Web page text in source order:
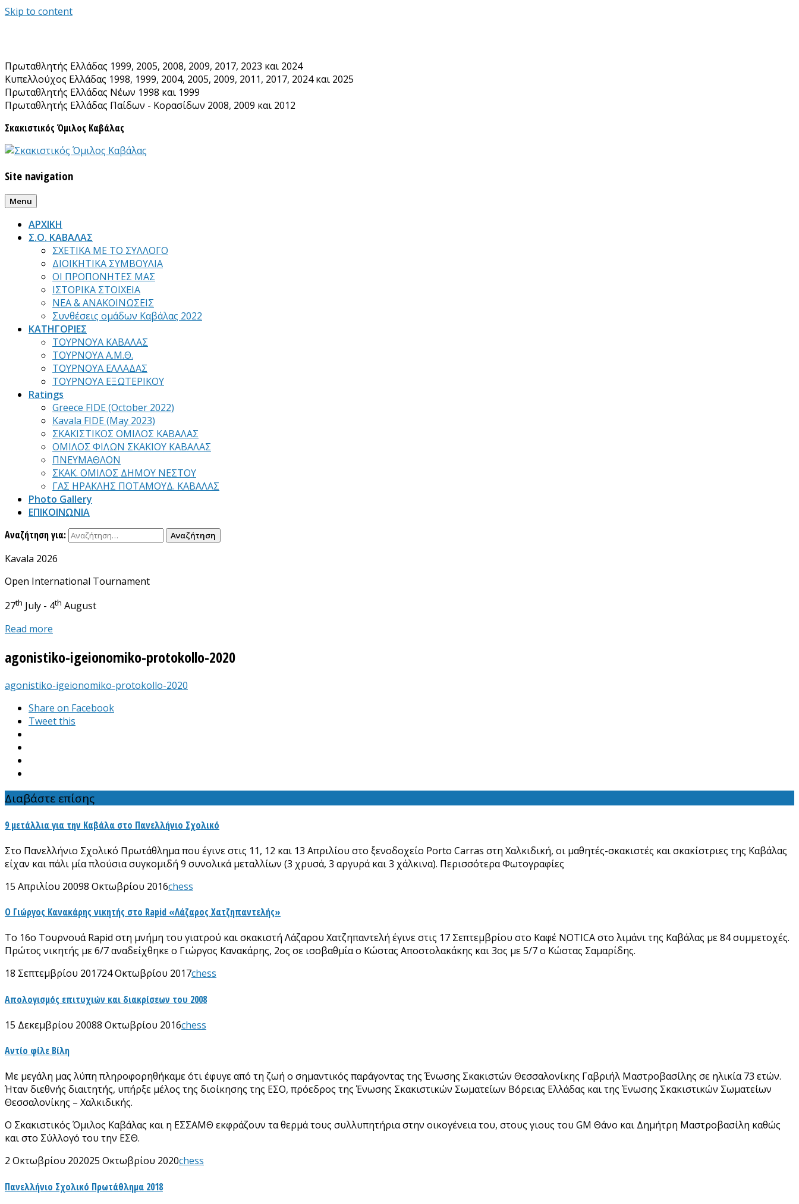
Skip to content
Πρωταθλητής Ελλάδας 1999, 2005, 2008, 2009, 2017, 2023 και 2024
Κυπελλούχος Ελλάδας 1998, 1999, 2004, 2005, 2009, 2011, 2017, 2024 και 2025
Πρωταθλητής Ελλάδας Νέων 1998 και 1999
Πρωταθλητής Ελλάδας Παίδων - Κορασίδων 2008, 2009 και 2012
Σκακιστικός Όμιλος Καβάλας
Site navigation
Menu
ΑΡΧΙΚΗ
Σ.Ο. ΚΑΒΑΛΑΣ
ΣΧΕΤΙΚΑ ΜΕ ΤΟ ΣΥΛΛΟΓΟ
ΔΙΟΙΚΗΤΙΚΑ ΣΥΜΒΟΥΛΙΑ
ΟΙ ΠΡΟΠΟΝΗΤΕΣ ΜΑΣ
ΙΣΤΟΡΙΚΑ ΣΤΟΙΧΕΙΑ
ΝΕΑ & ΑΝΑΚΟΙΝΩΣΕΙΣ
Συνθέσεις ομάδων Καβάλας 2022
ΚΑΤΗΓΟΡΙΕΣ
ΤΟΥΡΝΟΥΑ ΚΑΒΑΛΑΣ
ΤΟΥΡΝΟΥΑ Α.Μ.Θ.
ΤΟΥΡΝΟΥΑ ΕΛΛΑΔΑΣ
ΤΟΥΡΝΟΥΑ ΕΞΩΤΕΡΙΚΟΥ
Ratings
Greece FIDE (October 2022)
Kavala FIDE (May 2023)
ΣΚΑΚΙΣΤΙΚΟΣ ΟΜΙΛΟΣ ΚΑΒΑΛΑΣ
ΟΜΙΛΟΣ ΦΙΛΩΝ ΣΚΑΚΙΟΥ ΚΑΒΑΛΑΣ
ΠΝΕΥΜΑΘΛΟΝ
ΣΚΑΚ. ΟΜΙΛΟΣ ΔΗΜΟΥ ΝΕΣΤΟΥ
ΓΑΣ ΗΡΑΚΛΗΣ ΠΟΤΑΜΟΥΔ. ΚΑΒΑΛΑΣ
Photo Gallery
ΕΠΙΚΟΙΝΩΝΙΑ
Αναζήτηση για:
Kavala 2026
Open International Tournament
27th July - 4th August
Read more
agonistiko-igeionomiko-protokollo-2020
agonistiko-igeionomiko-protokollo-2020
Share on Facebook
Tweet this
Διαβάστε επίσης
9 μετάλλια για την Καβάλα στο Πανελλήνιο Σχολικό
Στο Πανελλήνιο Σχολικό Πρωτάθλημα που έγινε στις 11, 12 και 13 Απριλίου στο ξενοδοχείο Porto Carras στη Χαλκιδική, οι μαθητές-σκακιστές και σκακίστριες της Καβάλας
είχαν και πάλι μία πλούσια συγκομιδή 9 συνολικά μεταλλίων (3 χρυσά, 3 αργυρά και 3 χάλκινα). Περισσότερα Φωτογραφίες
15 Απριλίου 20098 Οκτωβρίου 2016chess
Ο Γιώργος Κανακάρης νικητής στο Rapid «Λάζαρος Χατζηπαντελής»
Το 16ο Τουρνουά Rapid στη μνήμη του γιατρού και σκακιστή Λάζαρου Χατζηπαντελή έγινε στις 17 Σεπτεμβρίου στο Καφέ NOTICA στο λιμάνι της Καβάλας με 84 συμμετοχές.
Πρώτος νικητής με 6/7 αναδείχθηκε ο Γιώργος Κανακάρης, 2ος σε ισοβαθμία ο Κώστας Αποστολακάκης και 3ος με 5/7 ο Κώστας Σαμαρίδης.
18 Σεπτεμβρίου 201724 Οκτωβρίου 2017chess
Απολογισμός επιτυχιών και διακρίσεων του 2008
15 Δεκεμβρίου 20088 Οκτωβρίου 2016chess
Αντίο φίλε Βίλη
Με μεγάλη μας λύπη πληροφορηθήκαμε ότι έφυγε από τη ζωή ο σημαντικός παράγοντας της Ένωσης Σκακιστών Θεσσαλονίκης Γαβριήλ Μαστροβασίλης σε ηλικία 73 ετών.
Ήταν διεθνής διαιτητής, υπήρξε μέλος της διοίκησης της ΕΣΟ, πρόεδρος της Ένωσης Σκακιστικών Σωματείων Βόρειας Ελλάδας και της Ένωσης Σκακιστικών Σωματείων
Θεσσαλονίκης – Χαλκιδικής.
Ο Σκακιστικός Όμιλος Καβάλας και η ΕΣΣΑΜΘ εκφράζουν τα θερμά τους συλλυπητήρια στην οικογένεια του, στους γιους του GM Θάνο και Δημήτρη Μαστροβασίλη καθώς
και στο Σύλλογό του την ΕΣΘ.
2 Οκτωβρίου 202025 Οκτωβρίου 2020chess
Πανελλήνιο Σχολικό Πρωτάθλημα 2018